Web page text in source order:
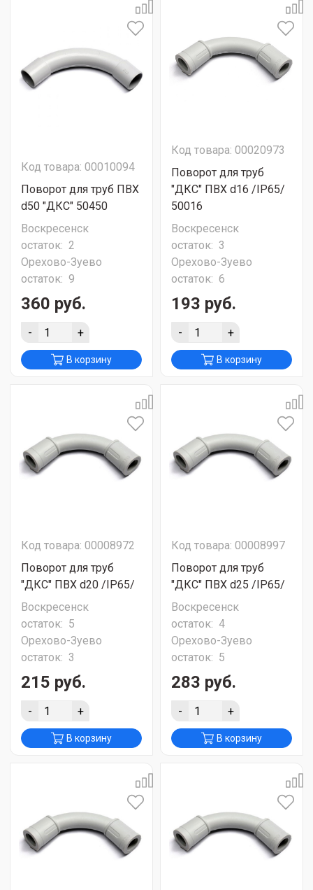
Код товара: 00010094
Поворот для труб ПВХ
d50 "ДКС" 50450
Воскресенск
остаток: 2
Орехово-Зуево
остаток: 9
360 руб.
- +
В корзину
Код товара: 00020973
Поворот для труб
"ДКС" ПВХ d16 /IP65/
50016
Воскресенск
остаток: 3
Орехово-Зуево
остаток: 6
193 руб.
- +
В корзину
Код товара: 00008972
Поворот для труб
"ДКС" ПВХ d20 /IP65/
Воскресенск
остаток: 5
Орехово-Зуево
остаток: 3
215 руб.
- +
В корзину
Код товара: 00008997
Поворот для труб
"ДКС" ПВХ d25 /IP65/
Воскресенск
остаток: 4
Орехово-Зуево
остаток: 5
283 руб.
- +
В корзину